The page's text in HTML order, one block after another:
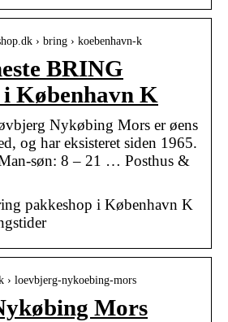
› bring › koebenhavn-k
BRING
i København K
Nykøbing Mors er øens
og har eksisteret siden 1965.
søn: 8 – 21 … Posthus &
pakkeshop i København K
› loevbjerg-nykoebing-mors
Mors